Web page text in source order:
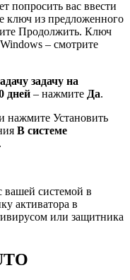
попросить вас ввести
ключ из предложенного
Продолжить. Ключ
– смотрите
задачу на
дней – нажмите Да.
нажмите Установить
В системе
вашей системой в
активатора в
или защитника